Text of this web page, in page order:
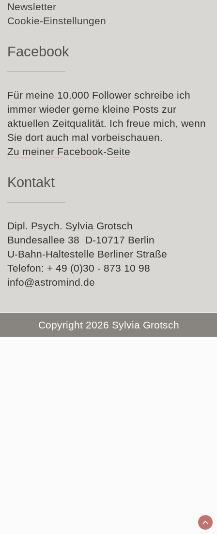
Newsletter
Cookie-Einstellungen
Facebook
Für meine 10.000 Follower schreibe ich
immer wieder gerne kleine Posts zur
aktuellen Zeitqualität. Ich freue mich, wenn
Sie dort auch mal vorbeischauen.
Zu meiner Facebook-Seite
Kontakt
Dipl. Psych. Sylvia Grotsch
Bundesallee 38 D-10717 Berlin
U-Bahn-Haltestelle Berliner Straße
Telefon: + 49 (0)30 - 873 10 98
info@astromind.de
Copyright 2026 Sylvia Grotsch